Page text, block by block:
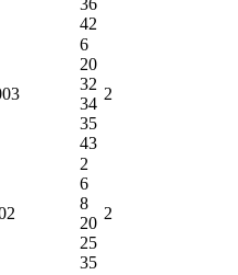
42
6
20
32
34
35
43
2
2
6
8
20
25
35
2